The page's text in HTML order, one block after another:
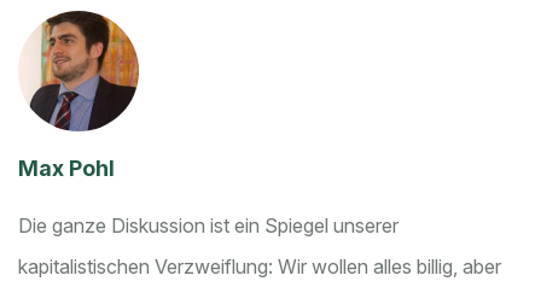
Max Pohl
Die ganze Diskussion ist ein Spiegel unserer
kapitalistischen Verzweiflung: Wir wollen alles billig, aber